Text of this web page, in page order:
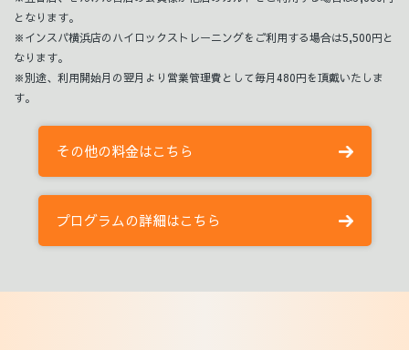
となります。
※インスパ横浜店のハイロックストレーニングをご利用する場合は5,500円と
なります。
※別途、利用開始月の翌月より営業管理費として毎月480円を頂戴いたしま
す。
その他の料金はこちら
プログラムの詳細はこちら